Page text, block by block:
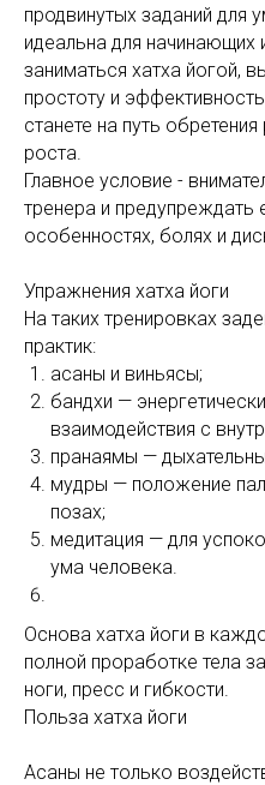
продвинутых заданий для
идеальна для начинающих
заниматься хатха йогой,
простоту и
станете на путь
роста.
Главное условие -
тренера и предупреждать
особенностях, болях и
Упражнения хатха йоги
На таких тренировках
практик:
асаны и виньясы;
бандхи —
взаимодействия с
пранаямы —
мудры — положение
позах;
медитация — для
ума человека.
Основа хатха йоги в
полной проработке тела
ноги, пресс и гибкости.
Польза хатха йоги
Асаны не только